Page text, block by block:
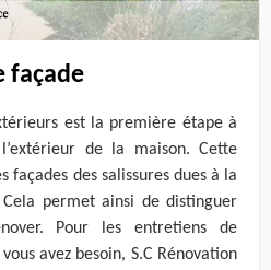
façade
est la première étape à
de la maison. Cette
façades des salissures dues à la
permet ainsi de distinguer
Pour les entretiens de
avez besoin, S.C Rénovation